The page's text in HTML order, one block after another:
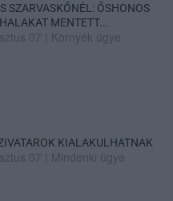
SZARVASKŐNÉL: ŐSHONOS
MENTETT...
07 Környék ügye
KIALAKULHATNAK
07 Mindenki ügye